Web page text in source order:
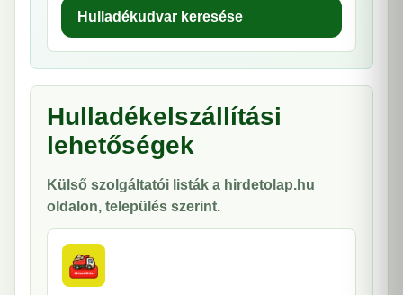
Hulladékudvar keresése
Hulladékelszállítási
lehetőségek
Külső szolgáltatói listák a hirdetolap.hu
oldalon, település szerint.